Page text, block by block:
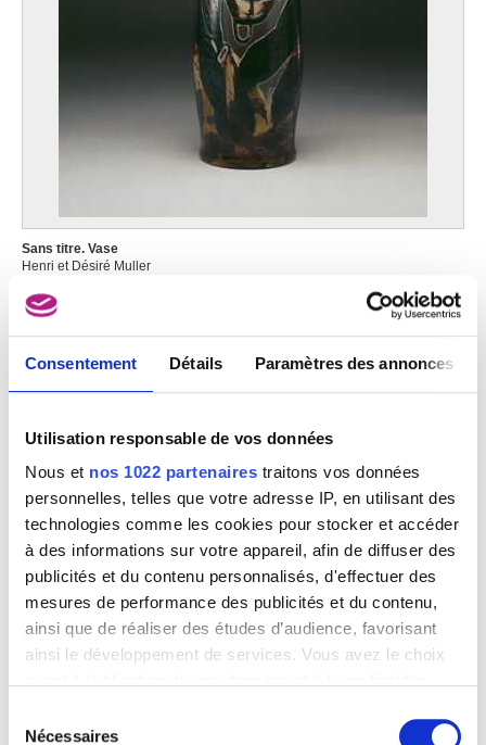
Consentement Détails Paramètres des annonces
Utilisation responsable de vos données
Nous et nos 1022 partenaires traitons vos données
personnelles, telles que votre adresse IP, en utilisant des
technologies comme les cookies pour stocker et accéder
à des informations sur votre appareil, afin de diffuser des
publicités et du contenu personnalisés, d'effectuer des
mesures de performance des publicités et du contenu,
ainsi que de réaliser des études d’audience, favorisant
ainsi le développement de services. Vous avez le choix
tout moment en consultant la Déclaration relative aux
Nécessaires
Sans titre. Vase
Henri et Désiré Muller